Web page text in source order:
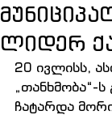
ლიდერ
20 ივლისს,
„თანხმობა“-
ჩატარდა